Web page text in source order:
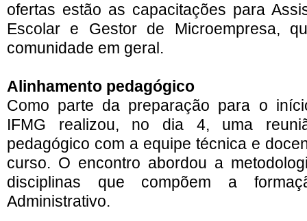
ofertas estão as capacitações para
Escolar e Gestor de Microempresa,
comunidade em geral.
Alinhamento pedagógico
Como parte da preparação para o
IFMG realizou, no dia 4, uma
pedagógico com a equipe técnica e
curso. O encontro abordou a
disciplinas que compõem a
Administrativo.